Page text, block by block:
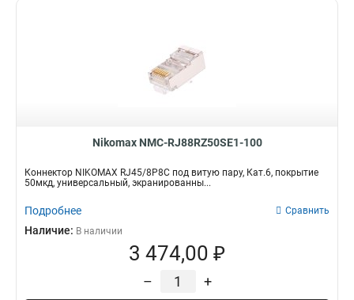
Nikomax NMC-RJ88RZ50SE1-100
Коннектор NIKOMAX RJ45/8P8C под витую пару, Кат.6, покрытие
50мкд, универсальный, экранированны...
Подробнее Сравнить
Наличие: В наличии
3 474,00 ₽
– +